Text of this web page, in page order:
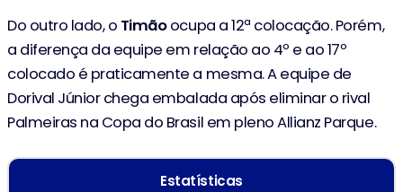
Do outro lado, o Timãoocupa a 12ª colocação. Porém,
a diferença da equipe em relação ao 4º e ao 17º
colocado é praticamente a mesma. A equipe de
Dorival Júnior chega embalada após eliminar o rival
Palmeiras na Copa do Brasil em pleno Allianz Parque.
Estatísticas